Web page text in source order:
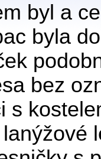
byl a
byla
bez
s